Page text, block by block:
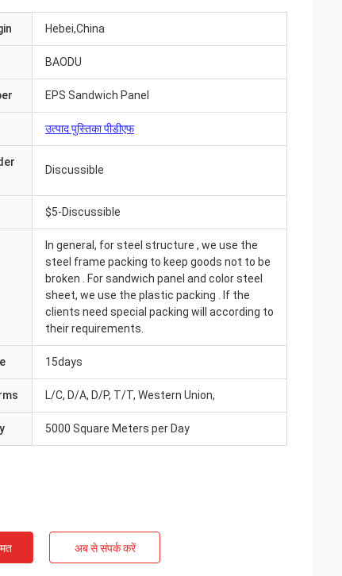
पहले से ही
Hebei,China
BAODU
EPS Sandwich Panel
उत्पाद पुस्तिका पीडीएफ
Discussible
$5-Discussible
In general, for steel structure , we use the
steel frame packing to keep goods not to be
broken . For sandwich panel and color steel
sheet, we use the plastic packing . If the
clients need special packing will according to
their requirements.
15days
L/C, D/A, D/P, T/T, Western Union,
5000 Square Meters per Day
अब से संपर्क करें